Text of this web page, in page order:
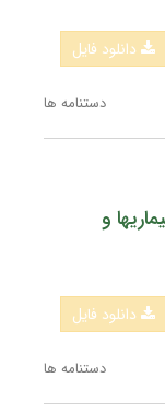
دانلود فایل
دستنامه ها
و
دانلود فایل
دستنامه ها